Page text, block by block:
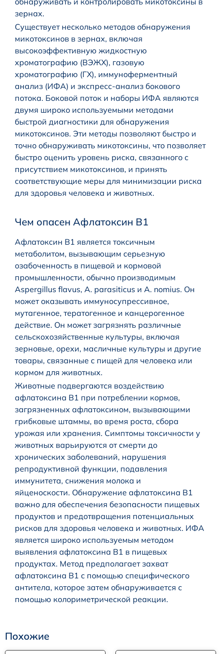
зернах.
Существует несколько методов обнаружения
микотоксинов в зернах, включая
высокоэффективную жидкостную
хроматографию (ВЭЖХ), газовую
хроматографию (ГХ), иммуноферментный
анализ (ИФА) и экспресс-анализ бокового
потока. Боковой поток и наборы ИФА являются
двумя широко используемыми методами
быстрой диагностики для обнаружения
микотоксинов. Эти методы позволяют быстро и
точно обнаруживать микотоксины, что позволяет
быстро оценить уровень риска, связанного с
присутствием микотоксинов, и принять
соответствующие меры для минимизации риска
для здоровья человека и животных.
Чем опасен Афлатоксин B1
Афлатоксин B1 является токсичным
метаболитом, вызывающим серьезную
озабоченность в пищевой и кормовой
промышленности, обычно производимым
Aspergillus flavus, A. parasiticus и A. nomius. Он
может оказывать иммуносупрессивное,
мутагенное, тератогенное и канцерогенное
действие. Он может загрязнять различные
сельскохозяйственные культуры, включая
зерновые, орехи, масличные культуры и другие
товары, связанные с пищей для человека или
кормом для животных.
Животные подвергаются воздействию
афлатоксина B1 при потреблении кормов,
загрязненных афлатоксином, вызывающими
грибковые штаммы, во время роста, сбора
урожая или хранения. Симптомы токсичности у
животных варьируются от смерти до
хронических заболеваний, нарушения
репродуктивной функции, подавления
иммунитета, снижения молока и
яйценоскости. Обнаружение афлатоксина В1
важно для обеспечения безопасности пищевых
продуктов и предотвращения потенциальных
рисков для здоровья человека и животных. ИФА
является широко используемым методом
выявления афлатоксина В1 в пищевых
продуктах. Метод предполагает захват
афлатоксина В1 с помощью специфического
антитела, которое затем обнаруживается с
помощью колориметрической реакции.
Похожие